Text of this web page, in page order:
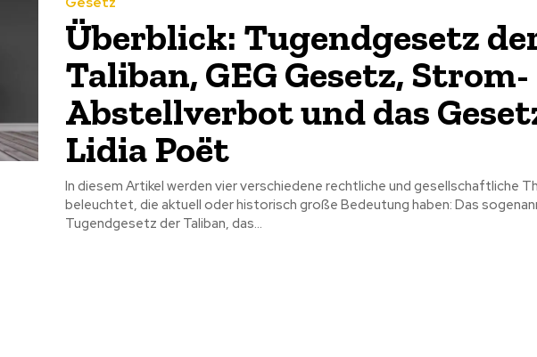
Überblick: Tugendgesetz
Taliban, GEG Gesetz, Strom-
Abstellverbot und das
Lidia Poët
In diesem Artikel werden vier verschiedene rechtliche und gesellschaftliche
beleuchtet, die aktuell oder historisch große Bedeutung haben: Das
Tugendgesetz der Taliban, das...